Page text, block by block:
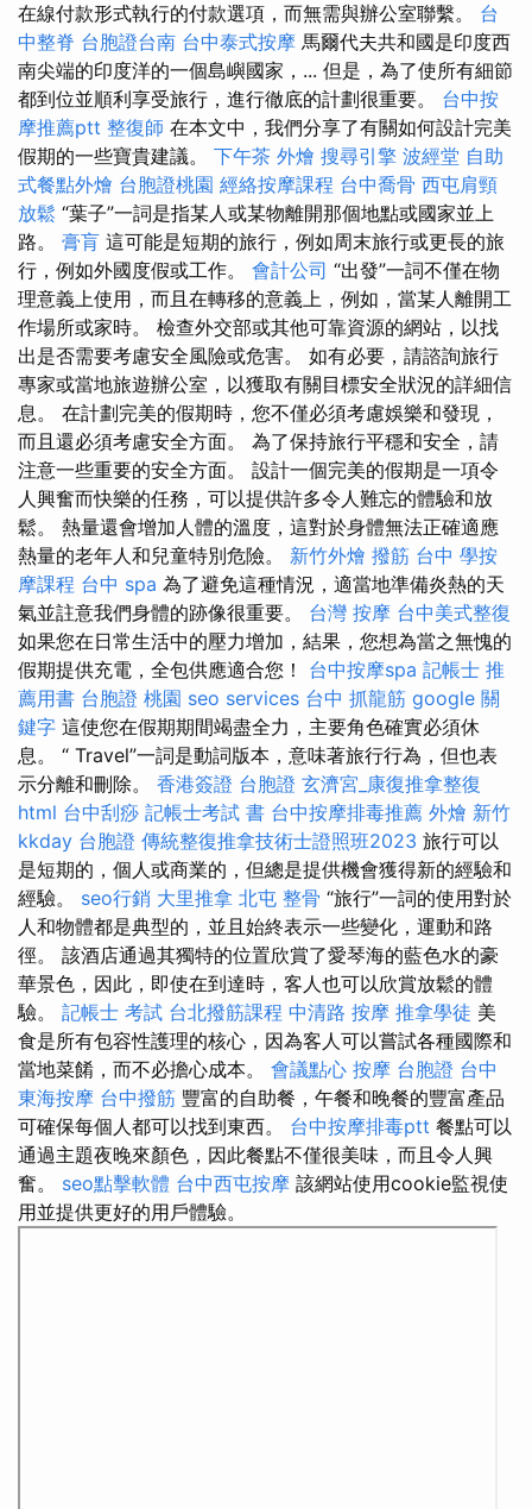
在線付款形式執行的付款選項，而無需與辦公室聯繫。 台
中整脊 台胞證台南 台中泰式按摩 馬爾代夫共和國是印度西
南尖端的印度洋的一個島嶼國家，... 但是，為了使所有細節
都到位並順利享受旅行，進行徹底的計劃很重要。 台中按
摩推薦ptt 整復師 在本文中，我們分享了有關如何設計完美
假期的一些寶貴建議。 下午茶 外燴 搜尋引擎 波經堂 自助
式餐點外燴 台胞證桃園 經絡按摩課程 台中喬骨 西屯肩頸
放鬆 “葉子”一詞是指某人或某物離開那個地點或國家並上
路。 膏肓 這可能是短期的旅行，例如周末旅行或更長的旅
行，例如外國度假或工作。 會計公司 “出發”一詞不僅在物
理意義上使用，而且在轉移的意義上，例如，當某人離開工
作場所或家時。 檢查外交部或其他可靠資源的網站，以找
出是否需要考慮安全風險或危害。 如有必要，請諮詢旅行
專家或當地旅遊辦公室，以獲取有關目標安全狀況的詳細信
息。 在計劃完美的假期時，您不僅必須考慮娛樂和發現，
而且還必須考慮安全方面。 為了保持旅行平穩和安全，請
注意一些重要的安全方面。 設計一個完美的假期是一項令
人興奮而快樂的任務，可以提供許多令人難忘的體驗和放
鬆。 熱量還會增加人體的溫度，這對於身體無法正確適應
熱量的老年人和兒童特別危險。 新竹外燴 撥筋 台中 學按
摩課程 台中 spa 為了避免這種情況，適當地準備炎熱的天
氣並註意我們身體的跡像很重要。 台灣 按摩 台中美式整復
如果您在日常生活中的壓力增加，結果，您想為當之無愧的
假期提供充電，全包供應適合您！ 台中按摩spa 記帳士 推
薦用書 台胞證 桃園 seo services 台中 抓龍筋 google 關
鍵字 這使您在假期期間竭盡全力，主要角色確實必須休
息。 “ Travel”一詞是動詞版本，意味著旅行行為，但也表
示分離和刪除。 香港簽證 台胞證 玄濟宮_康復推拿整復
html 台中刮痧 記帳士考試 書 台中按摩排毒推薦 外燴 新竹
kkday 台胞證 傳統整復推拿技術士證照班2023 旅行可以
是短期的，個人或商業的，但總是提供機會獲得新的經驗和
經驗。 seo行銷 大里推拿 北屯 整骨 “旅行”一詞的使用對於
人和物體都是典型的，並且始終表示一些變化，運動和路
徑。 該酒店通過其獨特的位置欣賞了愛琴海的藍色水的豪
華景色，因此，即使在到達時，客人也可以欣賞放鬆的體
驗。 記帳士 考試 台北撥筋課程 中清路 按摩 推拿學徒 美
食是所有包容性護理的核心，因為客人可以嘗試各種國際和
當地菜餚，而不必擔心成本。 會議點心 按摩 台胞證 台中
東海按摩 台中撥筋 豐富的自助餐，午餐和晚餐的豐富產品
可確保每個人都可以找到東西。 台中按摩排毒ptt 餐點可以
通過主題夜晚來顏色，因此餐點不僅很美味，而且令人興
奮。 seo點擊軟體 台中西屯按摩 該網站使用cookie監視使
用並提供更好的用戶體驗。